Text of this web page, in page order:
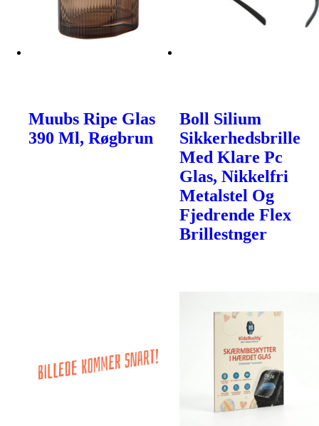
Muubs Ripe Glas
390 Ml, Røgbrun
Boll Silium
Sikkerhedsbrille
Med Klare Pc
Glas, Nikkelfri
Metalstel Og
Fjedrende Flex
Brillestnger